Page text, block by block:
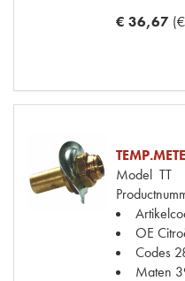
€ 36,67
Model TT
OE
Codes
Maten